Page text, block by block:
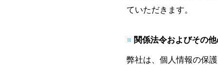
ていただきます。
関係法令およびその
弊社は、個人情報の保